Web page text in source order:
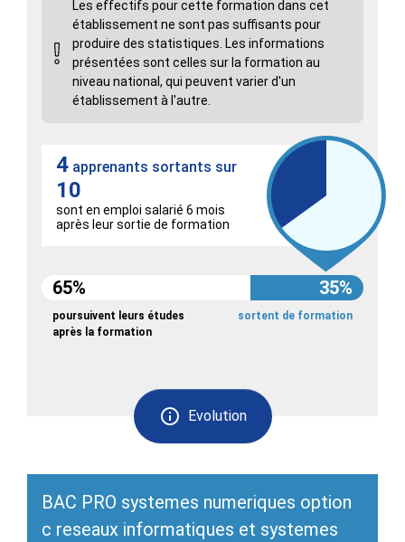
Les effectifs pour cette formation dans cet
établissement ne sont pas suffisants pour
produire des statistiques. Les informations
présentées sont celles sur la formation au
niveau national, qui peuvent varier d'un
établissement à l'autre.
Evolution
4 apprenants sortants sur
10
sont en emploi salarié 6 mois
après leur sortie de formation
65% 35%
poursuivent leurs études
après la formation
sortent de formation
BAC PRO systemes numeriques option
c reseaux informatiques et systemes